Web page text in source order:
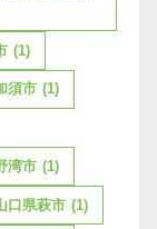
(1)
須市 (1)
湾市 (1)
口県萩市 (1)